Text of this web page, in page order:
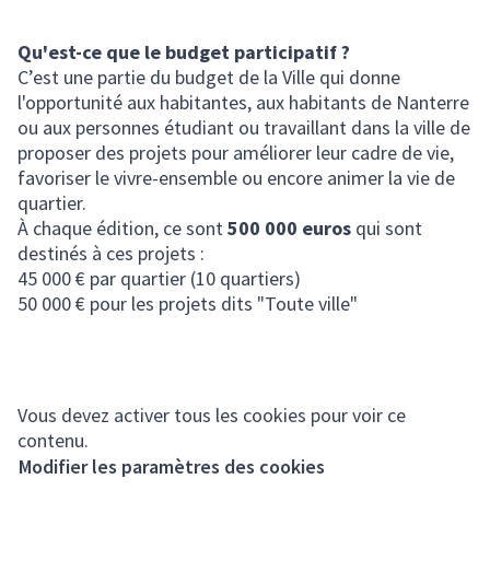
Qu'est-ce que le budget participatif ?
C’est une partie du budget de la Ville qui donne
l'opportunité aux habitantes, aux habitants de Nanterre
ou aux personnes étudiant ou travaillant dans la ville de
proposer des projets pour améliorer leur cadre de vie,
favoriser le vivre-ensemble ou encore animer la vie de
quartier.
À chaque édition, ce sont500 000 euros qui sont
destinés à ces projets :
45 000 € par quartier (10 quartiers)
50 000 € pour les projets dits "Toute ville"
Vous devez activer tous les cookies pour voir ce
contenu.
Modifier les paramètres des cookies